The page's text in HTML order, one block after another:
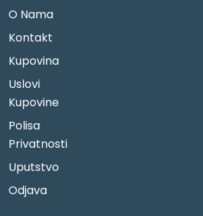
O Nama
Kontakt
Kupovina
Uslovi
Kupovine
Polisa
Privatnosti
Uputstvo
Odjava